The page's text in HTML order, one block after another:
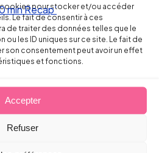
pour stocker et/ou accéder
Le fait de consentir à ces
de traiter des données telles que le
les ID uniques sur ce site. Le fait de
son consentement peut avoir un effet
et fonctions.
Accepter
Refuser
min Recap’